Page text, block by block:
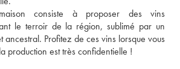
consiste à proposer des vins
le terroir de la région, sublimé par un
ancestral. Profitez de ces vins lorsque vous
production est très confidentielle !